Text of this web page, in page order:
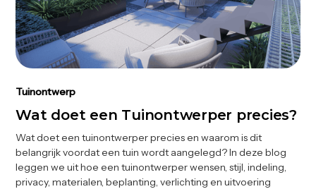
Tuinontwerp
Wat doet een Tuinontwerper precies?
Wat doet een tuinontwerper precies en waarom is dit
belangrijk voordat een tuin wordt aangelegd? In deze blog
leggen we uit hoe een tuinontwerper wensen, stijl, indeling,
privacy, materialen, beplanting, verlichting en uitvoering